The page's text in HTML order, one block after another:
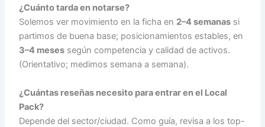
¿Cuánto tarda en notarse?
Solemos ver movimiento en la ficha en 2–4 semanas si
partimos de buena base; posicionamientos estables, en
3–4 meses según competencia y calidad de activos.
(Orientativo; medimos semana a semana).
¿Cuántas reseñas necesito para entrar en el Local
Pack?
Depende del sector/ciudad. Como guía, revisa a los top-